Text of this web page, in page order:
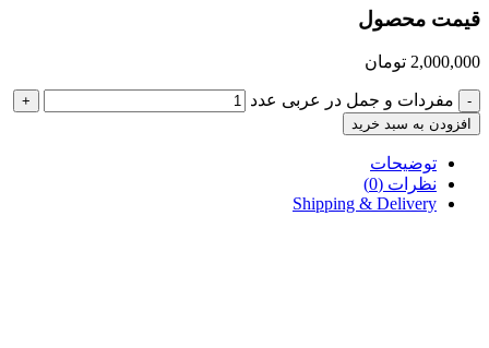
قیمت محصول
2,000,000 تومان
- مفردات و جمل در عربی عدد
+
افزودن به سبد خرید
توضیحات
نظرات (0)
Shipping & Delivery